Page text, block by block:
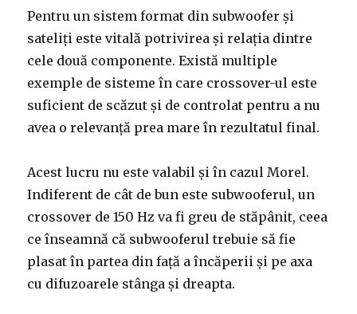
Pentru un sistem format din subwoofer și
sateliți este vitală potrivirea și relația dintre
cele două componente. Există multiple
exemple de sisteme în care crossover-ul este
suficient de scăzut și de controlat pentru a nu
avea o relevanță prea mare în rezultatul final.
Acest lucru nu este valabil și în cazul Morel.
Indiferent de cât de bun este subwooferul, un
crossover de 150 Hz va fi greu de stăpânit, ceea
ce înseamnă că subwooferul trebuie să fie
plasat în partea din față a încăperii și pe axa
cu difuzoarele stânga și dreapta.